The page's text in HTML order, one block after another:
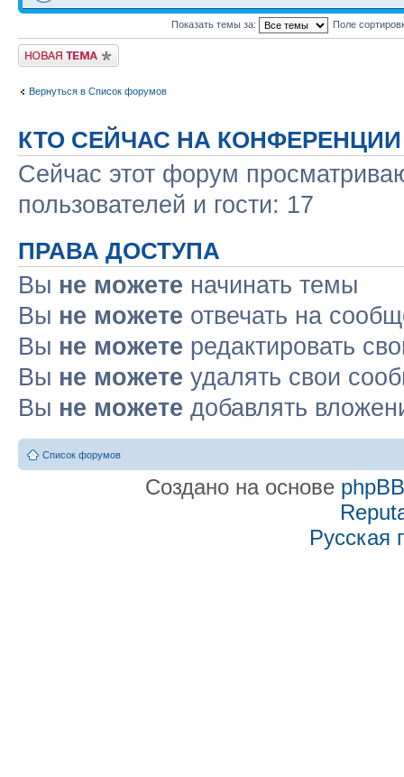
Показать темы за: Поле
Новая тема
Вернуться в Список форумов
КТО СЕЙЧАС НА КОНФЕРЕНЦИИ
Сейчас этот форум
пользователей и гости: 17
ПРАВА ДОСТУПА
Вы не можете начинать темы
Вы не можете отвечать на
Вы не можете редактировать
Вы не можете удалять свои
Вы не можете добавлять
Список форумов
Создано на основе phpBB
Русская